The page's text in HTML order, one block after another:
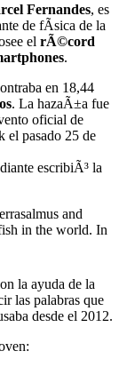
Fernandes, es
de fÃ­sica de la
el rÃ©cord
.
en 18,44
. La hazaÃ±a fue
oficial de
el pasado 25 de
escribiÃ³ la
and
in the world. In
la ayuda de la
las palabras que
desde el 2012.